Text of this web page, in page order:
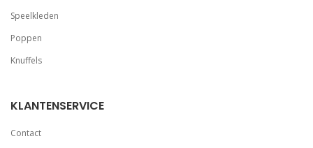
Speelkleden
Poppen
Knuffels
KLANTENSERVICE
Contact